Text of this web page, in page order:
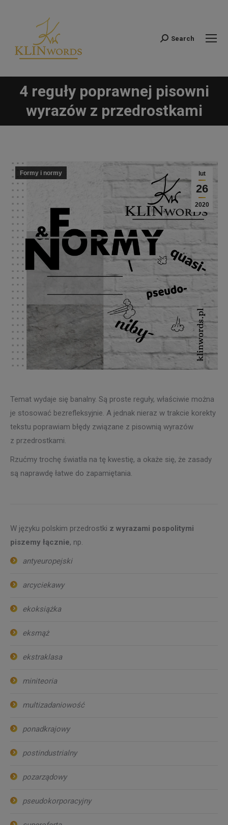
Szukaj:Search
4 reguły poprawnej pisowni
wyrazów z przedrostkami
Jesteś tutaj:
lut
26
2020
Formy i normy
Temat wydaje się banalny. Są proste reguły, właściwie można
je stosować bezrefleksyjnie. A jednak nieraz w trakcie korekty
tekstu poprawiam błędy związane z pisownią wyrazów
z przedrostkami.
Rzućmy trochę światła na tę kwestię, a okaże się, że zasady
są naprawdę łatwe do zapamiętania.
W języku polskim przedrostki z wyrazami pospolitymi
piszemy łącznie, np.
antyeuropejski
arcyciekawy
ekoksiążka
eksmąż
ekstraklasa
miniteoria
multizadaniowość
ponadkrajowy
postindustrialny
pozarządowy
pseudokorporacyjny